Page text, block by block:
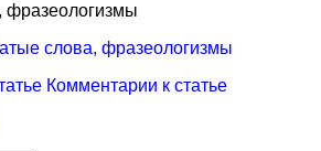
слова, фразеологизмы
Комментарии к статье